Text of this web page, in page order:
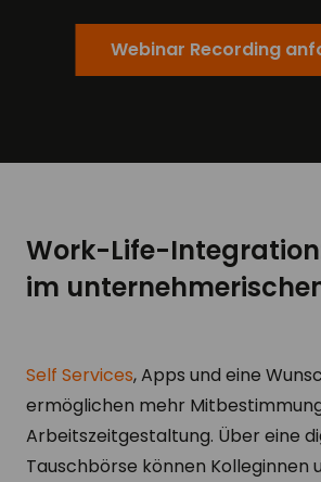
Webinar Recording
Work-Life-
im
Self Services, Apps und eine
ermöglichen mehr
Arbeitszeitgestaltung. Über eine
Tauschbörse können Kolleginnen